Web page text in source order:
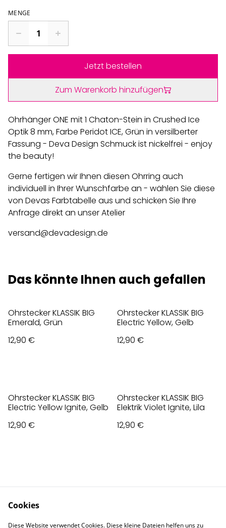
MENGE
Jetzt bestellen
Zum Warenkorb hinzufügen
Ohrhänger ONE mit 1 Chaton-Stein in Crushed Ice
Optik 8 mm, Farbe Peridot ICE, Grün in versilberter
Fassung - Deva Design Schmuck ist nickelfrei - enjoy
the beauty!
Gerne fertigen wir Ihnen diesen Ohrring auch
individuell in Ihrer Wunschfarbe an - wählen Sie diese
von Devas Farbtabelle aus und schicken Sie Ihre
Anfrage direkt an unser Atelier
versand@devadesign.de
Das könnte Ihnen auch gefallen
Ohrstecker KLASSIK BIG
Emerald, Grün
12,90 €
Ohrstecker KLASSIK BIG
Electric Yellow, Gelb
12,90 €
Ohrstecker KLASSIK BIG
Electric Yellow Ignite, Gelb
12,90 €
Ohrstecker KLASSIK BIG
Elektrik Violet Ignite, Lila
12,90 €
Cookies
Diese Website verwendet Cookies. Diese kleine Dateien helfen uns zu